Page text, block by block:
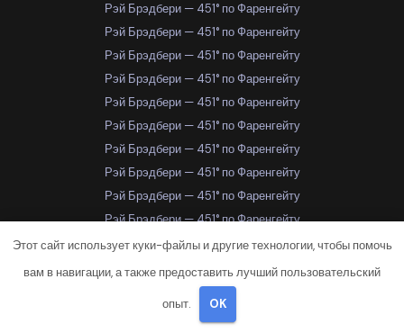
Рэй Брэдбери — 451° по Фаренгейту
Рэй Брэдбери — 451° по Фаренгейту
Рэй Брэдбери — 451° по Фаренгейту
Рэй Брэдбери — 451° по Фаренгейту
Рэй Брэдбери — 451° по Фаренгейту
Рэй Брэдбери — 451° по Фаренгейту
Рэй Брэдбери — 451° по Фаренгейту
Рэй Брэдбери — 451° по Фаренгейту
Рэй Брэдбери — 451° по Фаренгейту
Рэй Брэдбери — 451° по Фаренгейту
Рэй Брэдбери — 451° по Фаренгейту
Рэй Брэдбери — 451° по Фаренгейту
Рэй Брэдбери — 451° по Фаренгейту
Рэй Брэдбери — 451° по Фаренгейту
Этот сайт использует куки-файлы и другие технологии, чтобы помочь
вам в навигации, а также предоставить лучший пользовательский
опыт. OK